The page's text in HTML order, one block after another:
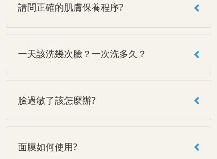
請問正確的肌膚保養程序?
一天該洗幾次臉？一次洗多久？
臉過敏了該怎麼辦?
面膜如何使用?